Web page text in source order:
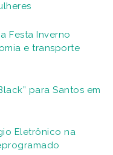
Festa Inverno
e transporte
para Santos em
Eletrônico na